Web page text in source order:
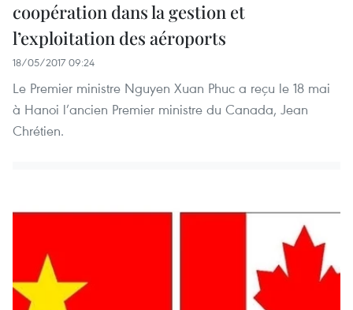
coopération dans la gestion et
l’exploitation des aéroports
18/05/2017 09:24
Le Premier ministre Nguyen Xuan Phuc a reçu le 18 mai
à Hanoi l’ancien Premier ministre du Canada, Jean
Chrétien.